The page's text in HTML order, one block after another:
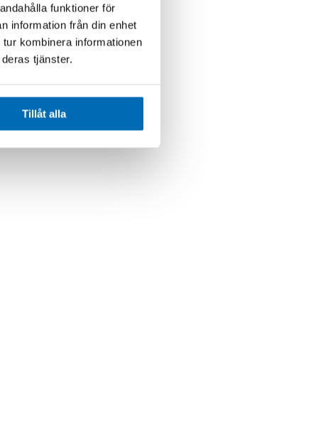
funktioner för
information från din enhet
kombinera informationen
tjänster.
Tillåt alla